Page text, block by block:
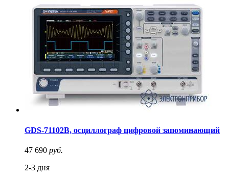
GDS-71102B, осциллограф цифровой запоминающий
47 690 руб.
2-3 дня